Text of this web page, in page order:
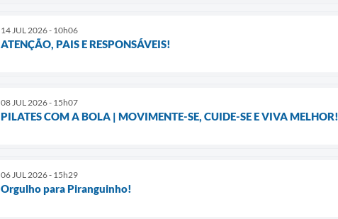
14 JUL 2026 - 10h06
ATENÇÃO, PAIS E RESPONSÁVEIS!
08 JUL 2026 - 15h07
PILATES COM A BOLA | MOVIMENTE-SE, CUIDE-SE E VIVA MELHOR!
06 JUL 2026 - 15h29
Orgulho para Piranguinho!